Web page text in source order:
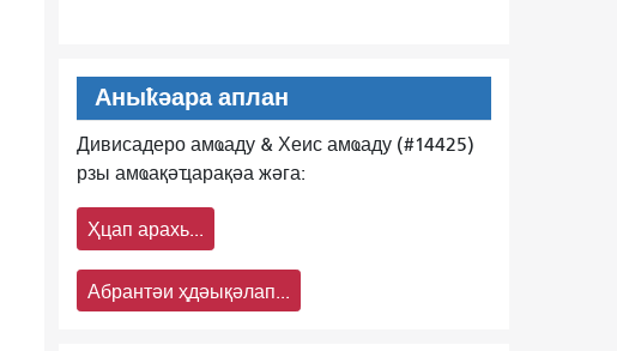
Аныҟәара аплан
Дивисадеро амҩаду & Хеис амҩаду (#14425)
рзы амҩақәҵарақәа жәга:
Ҳцап арахь...
Абрантәи ҳдәықәлап...